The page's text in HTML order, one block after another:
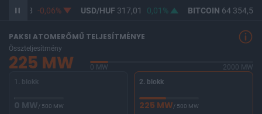
365,18 -0,06% USD/HUF 317,01 0,01% BITCOIN 64 354,50
PAKSI ATOMERŐMŰ TELJESÍTMÉNYE
Összteljesítmény
225 MW 0 MW
2000 MW
1. blokk
0 MW/ 500 MW
2. blokk
225 MW/ 500 MW